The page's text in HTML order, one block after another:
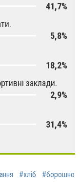
41,7%
5,8%
18,2%
заклади.
2,9%
31,4%
#хліб #борошно